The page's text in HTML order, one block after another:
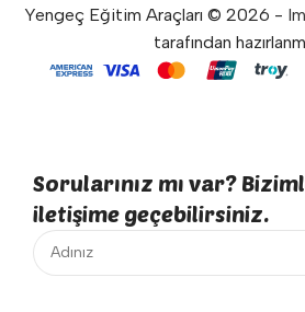
Yengeç Eğitim Araçları © 2026 -
tarafından
Sorularınız mı var?
iletişime geçebilirsiniz.